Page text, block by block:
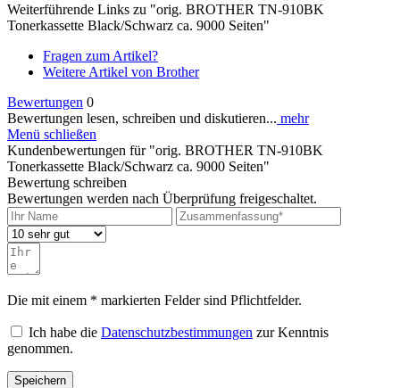
Weiterführende Links zu "orig. BROTHER TN-910BK
Tonerkassette Black/Schwarz ca. 9000 Seiten"
Fragen zum Artikel?
Weitere Artikel von Brother
Bewertungen 0
Bewertungen lesen, schreiben und diskutieren... mehr
Menü schließen
Kundenbewertungen für "orig. BROTHER TN-910BK
Tonerkassette Black/Schwarz ca. 9000 Seiten"
Bewertung schreiben
Bewertungen werden nach Überprüfung freigeschaltet.
Die mit einem * markierten Felder sind Pflichtfelder.
Ich habe die Datenschutzbestimmungen zur Kenntnis
genommen.
Speichern